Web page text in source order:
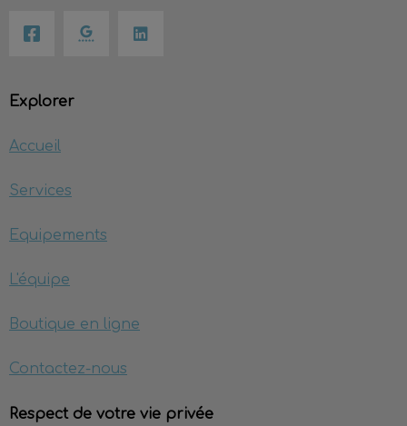
Explorer
Accueil
Services
Equipements
L'équipe
Boutique en ligne
Contactez-nous
Respect de votre vie privée